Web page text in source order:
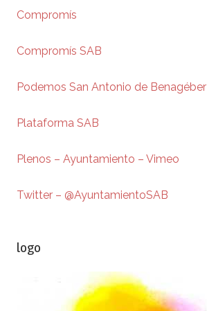
Compromís
Compromís SAB
Podemos San Antonio de Benagéber
Plataforma SAB
Plenos – Ayuntamiento – Vimeo
Twitter – @AyuntamientoSAB
logo